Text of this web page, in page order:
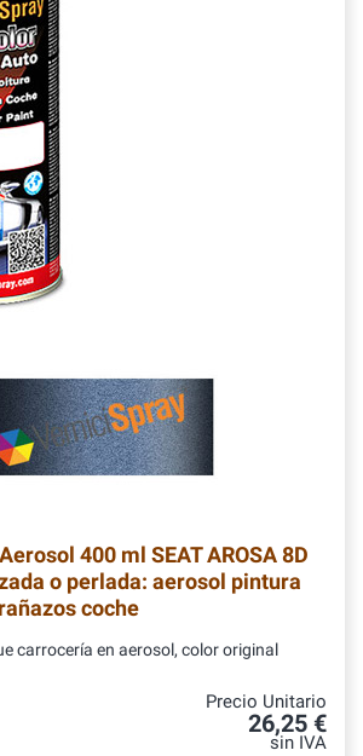
Aerosol 400 ml SEAT AROSA 8D
o perlada: aerosol pintura
coche
carrocería en aerosol, color original
Precio Unitario
26,25 €
sin IVA